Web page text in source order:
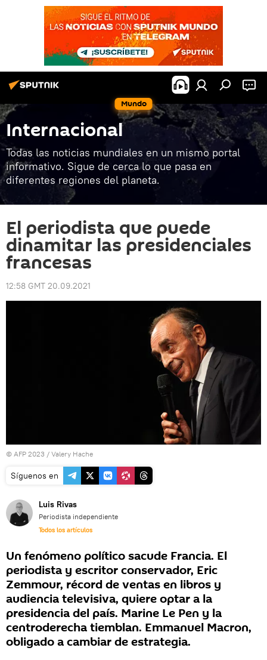
Mundo
Internacional
Todas las noticias mundiales en un mismo portal
informativo. Sigue de cerca lo que pasa en
diferentes regiones del planeta.
El periodista que puede
dinamitar las presidenciales
francesas
12:58 GMT 20.09.2021
© AFP 2023 / Valery Hache
Síguenos en
Luis Rivas
Periodista independiente
Todos los artículos
Un fenómeno político sacude Francia. El
periodista y escritor conservador, Eric
Zemmour, récord de ventas en libros y
audiencia televisiva, quiere optar a la
presidencia del país. Marine Le Pen y la
centroderecha tiemblan. Emmanuel Macron,
obligado a cambiar de estrategia.